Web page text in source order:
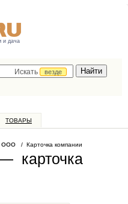
и дача
Искать
везде
ТОВАРЫ
ООО / Карточка компании
карточка